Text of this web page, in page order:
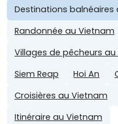
Destinations balnéaires
Randonnée au Vietnam
Villages de pêcheurs
Siem Reap
Hoi An
Croisières au Vietnam
Itinéraire au Vietnam